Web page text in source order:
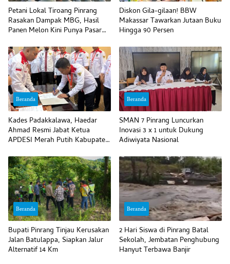
Petani Lokal Tiroang Pinrang
Rasakan Dampak MBG, Hasil
Panen Melon Kini Punya Pasar
Diskon Gila-gilaan! BBW
Makassar Tawarkan Jutaan Buku
Hingga 90 Persen
Beranda
Kades Padakkalawa, Haedar
Ahmad Resmi Jabat Ketua
APDESI Merah Putih Kabupaten
Beranda
SMAN 7 Pinrang Luncurkan
Inovasi 3 x 1 untuk Dukung
Adiwiyata Nasional
Beranda
Bupati Pinrang Tinjau Kerusakan
Jalan Batulappa, Siapkan Jalur
Alternatif 14 Km
Beranda
2 Hari Siswa di Pinrang Batal
Sekolah, Jembatan Penghubung
Hanyut Terbawa Banjir